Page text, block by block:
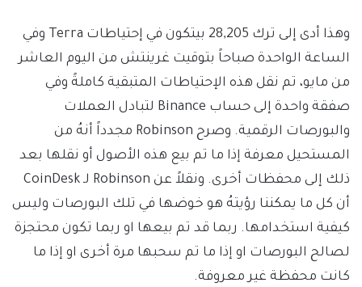
وهذا أدى إلى ترك 28,205 بيتكون في إحتياطات Terra وفي
الساعة الواحدة صباحاً بتوقيت غرينتش من اليوم العاشر
من مايو، تم نقل هذه الإحتياطات المتبقية كاملةً وفي
صفقة واحدة إلى حساب Binance لتبادل العملات
والبورصات الرقمية. وصرح Robinson مجدداً أنهُ من
المستحيل معرفة إذا ما تم بيع هذه الأصول أو نقلها بعد
ذلك إلى محفظات أخرى. ونقلاً عن Robinson لـ CoinDesk
أن كل ما يمكننا رؤيتهُ هو خوضها في تلك البورصات وليس
كيفية استخدامها. ربما قد تم بيعها او ربما تكون محتجزة
لصالح البورصات او إذا ما تم سحبها مرة أخرى او إذا ما
كانت محفظة غير معروفة.